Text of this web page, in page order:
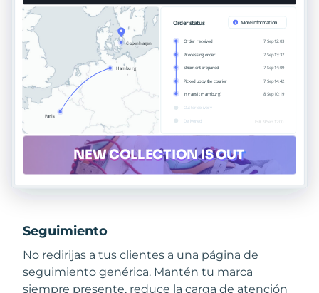
Seguimiento
No redirijas a tus clientes a una página de
seguimiento genérica. Mantén tu marca
siempre presente, reduce la carga de atención